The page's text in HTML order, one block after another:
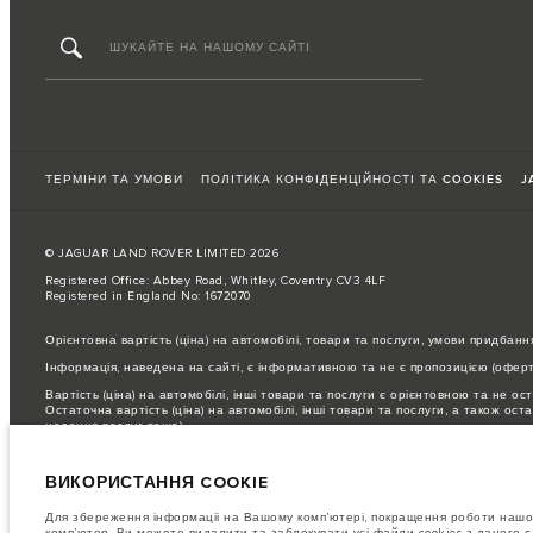
ТЕРМІНИ ТА УМОВИ ПОЛІТИКА КОНФІДЕНЦІЙНОСТІ ТА COOKIES
© JAGUAR LAND ROVER LIMITED 2026
Registered Office: Abbey Road, Whitley, Coventry CV3 4LF
Registered in England No: 1672070
Орієнтовна вартість (ціна) на автомобілі, товари та послуги, умови
Інформація, наведена на сайті, є інформативною та не є пропозицією
Вартість (ціна) на автомобілі, інші товари та послуги є орієнтовною та не
Остаточна вартість (ціна) на автомобілі, інші товари та послуги, а також
надання послуг тощо).
ЗВЕРНІТЬ УВАГУ: Деякі з наших моделей, комплектацій або опцій, що
Важливе зауваження щодо зображень та специфікацій. Глобальний
ВИКОРИСТАННЯ COOKIE
Для збереження інформаціі на Вашому комп’ютері, покращення роботи